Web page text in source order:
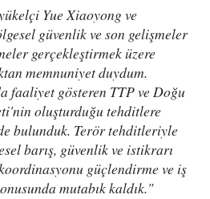
Yue Xiaoyong ve
güvenlik ve son gelişmeler
gerçekleştirmek üzere
memnuniyet duydum.
faaliyet gösteren TTP ve Doğu
oluşturduğu tehditlere
bulunduk. Terör tehditleriyle
barış, güvenlik ve istikrarı
güçlendirme ve iş
mutabık kaldık."